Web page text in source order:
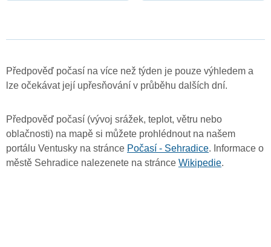
Předpověď počasí na více než týden je pouze výhledem a
lze očekávat její upřesňování v průběhu dalších dní.
Předpověď počasí (vývoj srážek, teplot, větru nebo
oblačnosti) na mapě si můžete prohlédnout na našem
portálu Ventusky na stránce Počasí - Sehradice. Informace o
městě Sehradice nalezenete na stránce Wikipedie.